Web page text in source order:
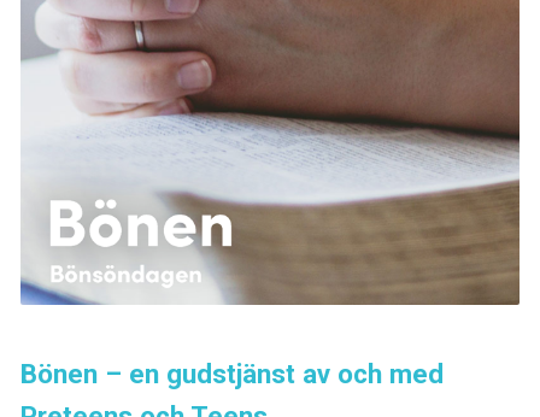
Bönen – en gudstjänst av och med